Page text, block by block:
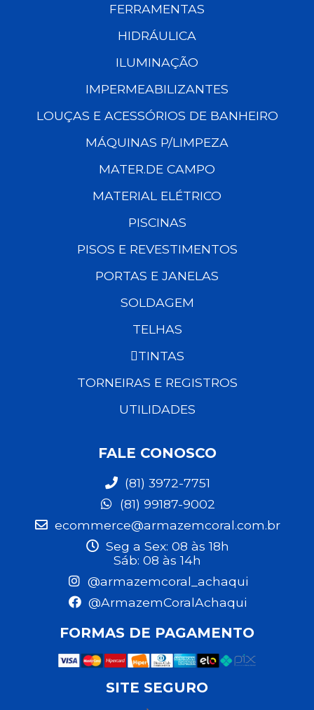
FERRAMENTAS
HIDRÁULICA
ILUMINAÇÃO
IMPERMEABILIZANTES
LOUÇAS E ACESSÓRIOS DE BANHEIRO
MÁQUINAS P/LIMPEZA
MATER.DE CAMPO
MATERIAL ELÉTRICO
PISCINAS
PISOS E REVESTIMENTOS
PORTAS E JANELAS
SOLDAGEM
TELHAS
TINTAS
TORNEIRAS E REGISTROS
UTILIDADES
FALE CONOSCO
(81) 3972-7751
(81) 99187-9002
ecommerce@armazemcoral.com.br
Seg a Sex: 08 às 18h
Sáb: 08 às 14h
@armazemcoral_achaqui
@ArmazemCoralAchaqui
FORMAS DE PAGAMENTO
SITE SEGURO